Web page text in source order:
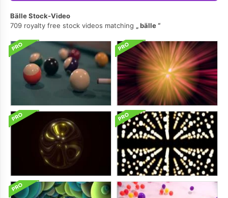
Bälle Stock-Video
709 royalty free stock videos matching
bälle